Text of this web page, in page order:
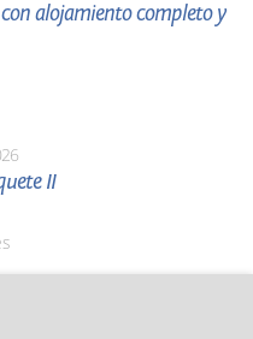
con alojamiento completo y
II